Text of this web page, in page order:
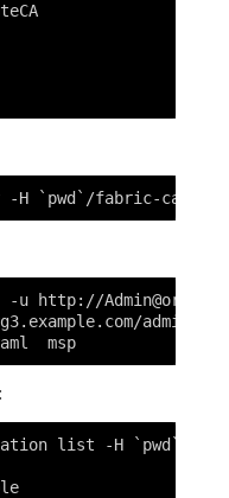
-u http://
admin
:
list -H `pwd`/